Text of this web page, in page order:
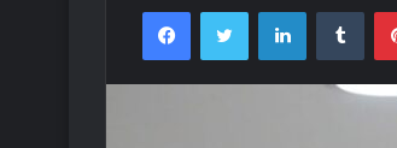
FacebookTwitter LinkedIn